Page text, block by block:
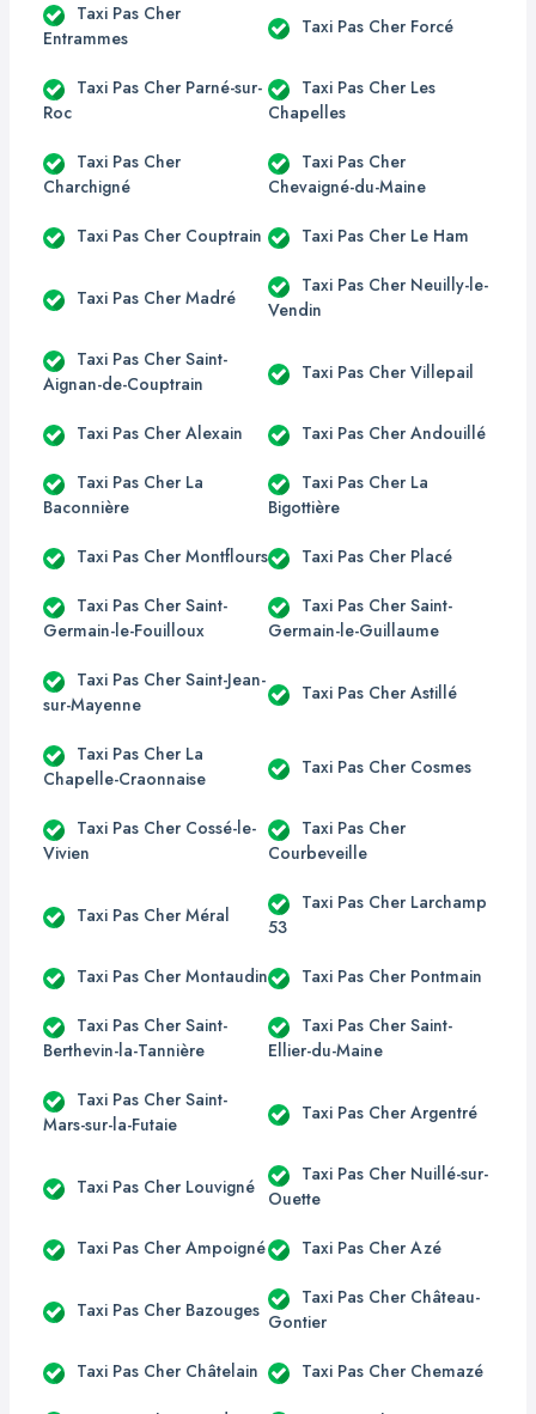
Taxi Pas Cher
Entrammes
Taxi Pas Cher Forcé
Taxi Pas Cher Parné-sur-
Roc
Taxi Pas Cher Les
Chapelles
Taxi Pas Cher
Charchigné
Taxi Pas Cher
Chevaigné-du-Maine
Taxi Pas Cher Couptrain Taxi Pas Cher Le Ham
Taxi Pas Cher Madré
Taxi Pas Cher Neuilly-le-
Vendin
Taxi Pas Cher Saint-
Aignan-de-Couptrain
Taxi Pas Cher Villepail
Taxi Pas Cher Alexain Taxi Pas Cher Andouillé
Taxi Pas Cher La
Baconnière
Taxi Pas Cher La
Bigottière
Taxi Pas Cher Montflours Taxi Pas Cher Placé
Taxi Pas Cher Saint-
Germain-le-Fouilloux
Taxi Pas Cher Saint-
Germain-le-Guillaume
Taxi Pas Cher Saint-Jean-
sur-Mayenne
Taxi Pas Cher Astillé
Taxi Pas Cher La
Chapelle-Craonnaise
Taxi Pas Cher Cosmes
Taxi Pas Cher Cossé-le-
Vivien
Taxi Pas Cher
Courbeveille
Taxi Pas Cher Méral
Taxi Pas Cher Larchamp
53
Taxi Pas Cher Montaudin Taxi Pas Cher Pontmain
Taxi Pas Cher Saint-
Berthevin-la-Tannière
Taxi Pas Cher Saint-
Ellier-du-Maine
Taxi Pas Cher Saint-
Mars-sur-la-Futaie
Taxi Pas Cher Argentré
Taxi Pas Cher Louvigné
Taxi Pas Cher Nuillé-sur-
Ouette
Taxi Pas Cher Ampoigné Taxi Pas Cher Azé
Taxi Pas Cher Bazouges
Taxi Pas Cher Château-
Gontier
Taxi Pas Cher Châtelain Taxi Pas Cher Chemazé